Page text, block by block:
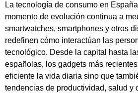
La tecnología de consumo en
momento de evolución continua a
smartwatches, smartphones y otros
redefinen cómo interactúan las
tecnológico. Desde la capital hasta
españolas, los gadgets más
eficiente la vida diaria sino que
tendencias de productividad, salud y